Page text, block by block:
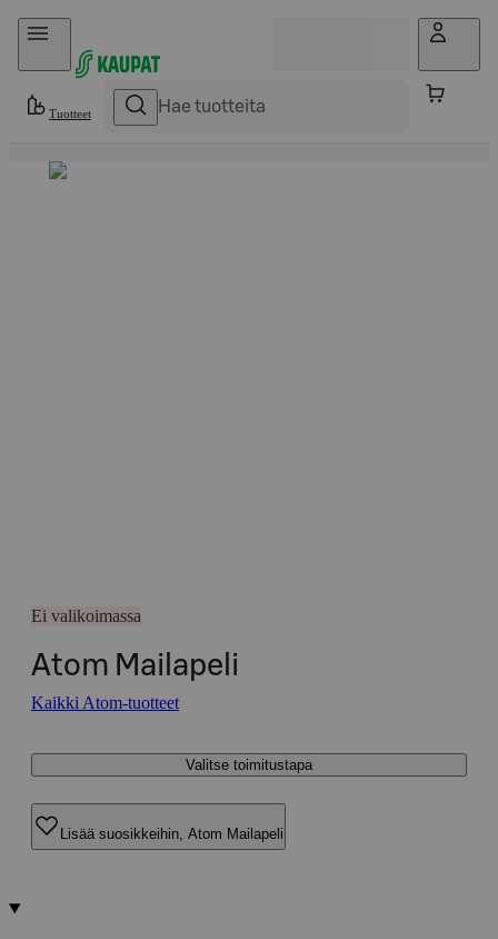
Hyppää sisältöön
Tuotteet
Ei valikoimassa
Atom Mailapeli
Kaikki Atom-tuotteet
Valitse toimitustapa
Lisää suosikkeihin, Atom Mailapeli